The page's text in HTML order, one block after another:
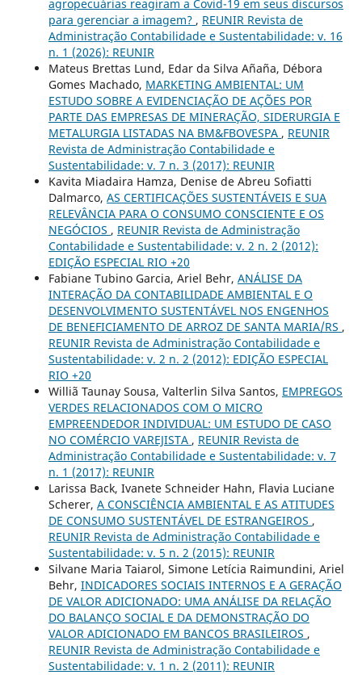
agropecuárias reagiram a Covid-19 em seus discursos
para gerenciar a imagem? , REUNIR Revista de
Administração Contabilidade e Sustentabilidade: v. 16
n. 1 (2026): REUNIR
Mateus Brettas Lund, Edar da Silva Añaña, Débora
Gomes Machado, MARKETING AMBIENTAL: UM
ESTUDO SOBRE A EVIDENCIAÇÃO DE AÇÕES POR
PARTE DAS EMPRESAS DE MINERAÇÃO, SIDERURGIA E
METALURGIA LISTADAS NA BM&FBOVESPA , REUNIR
Revista de Administração Contabilidade e
Sustentabilidade: v. 7 n. 3 (2017): REUNIR
Kavita Miadaira Hamza, Denise de Abreu Sofiatti
Dalmarco, AS CERTIFICAÇÕES SUSTENTÁVEIS E SUA
RELEVÂNCIA PARA O CONSUMO CONSCIENTE E OS
NEGÓCIOS , REUNIR Revista de Administração
Contabilidade e Sustentabilidade: v. 2 n. 2 (2012):
EDIÇÃO ESPECIAL RIO +20
Fabiane Tubino Garcia, Ariel Behr, ANÁLISE DA
INTERAÇÃO DA CONTABILIDADE AMBIENTAL E O
DESENVOLVIMENTO SUSTENTÁVEL NOS ENGENHOS
DE BENEFICIAMENTO DE ARROZ DE SANTA MARIA/RS ,
REUNIR Revista de Administração Contabilidade e
Sustentabilidade: v. 2 n. 2 (2012): EDIÇÃO ESPECIAL
RIO +20
Williã Taunay Sousa, Valterlin Silva Santos, EMPREGOS
VERDES RELACIONADOS COM O MICRO
EMPREENDEDOR INDIVIDUAL: UM ESTUDO DE CASO
NO COMÉRCIO VAREJISTA , REUNIR Revista de
Administração Contabilidade e Sustentabilidade: v. 7
n. 1 (2017): REUNIR
Larissa Back, Ivanete Schneider Hahn, Flavia Luciane
Scherer, A CONSCIÊNCIA AMBIENTAL E AS ATITUDES
DE CONSUMO SUSTENTÁVEL DE ESTRANGEIROS ,
REUNIR Revista de Administração Contabilidade e
Sustentabilidade: v. 5 n. 2 (2015): REUNIR
Silvane Maria Taiarol, Simone Letícia Raimundini, Ariel
Behr, INDICADORES SOCIAIS INTERNOS E A GERAÇÃO
DE VALOR ADICIONADO: UMA ANÁLISE DA RELAÇÃO
DO BALANÇO SOCIAL E DA DEMONSTRAÇÃO DO
VALOR ADICIONADO EM BANCOS BRASILEIROS ,
REUNIR Revista de Administração Contabilidade e
Sustentabilidade: v. 1 n. 2 (2011): REUNIR